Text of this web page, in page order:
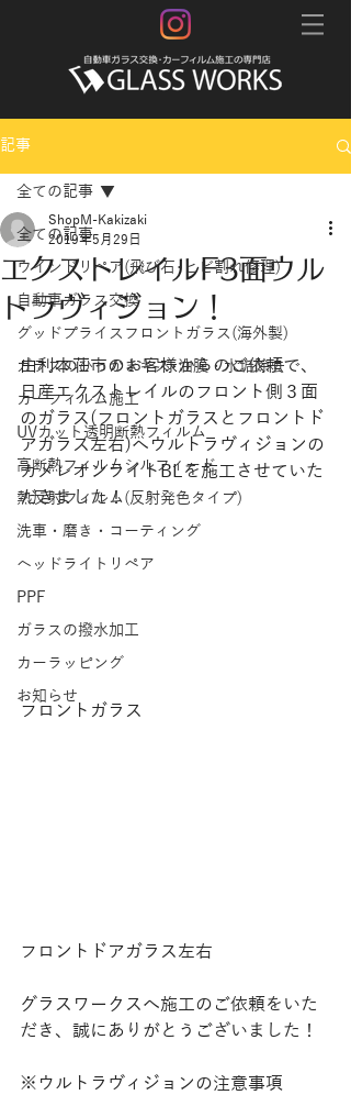
記事
全ての記事
ウインドリペア(飛び石･ヒビ割れ修理)
自動車ガラス交換
グッドプライスフロントガラス(海外製)
ガラスのひっかきキズ･油膜・水垢除去
カーフィルム施工
UVカット透明断熱フィルム
高断熱フィルムシルフィード
熱反射フィルム(反射発色タイプ)
洗車・磨き・コーティング
ヘッドライトリペア
PPF
ガラスの撥水加工
カーラッピング
お知らせ
全ての記事
エクストレイルF3面ウル
トラヴィジョン！
ShopM-Kakizaki
2019年5月29日
由利本荘市のお客様からのご依頼で、
日産エクストレイルのフロント側３面
のガラス(フロントガラスとフロントド
アガラス左右)へウルトラヴィジョンの
カメレオンライトBLを施工させていた
だきました！
フロントガラス
フロントドアガラス左右
グラスワークスへ施工のご依頼をいた
だき、誠にありがとうございました！
※ウルトラヴィジョンの注意事項